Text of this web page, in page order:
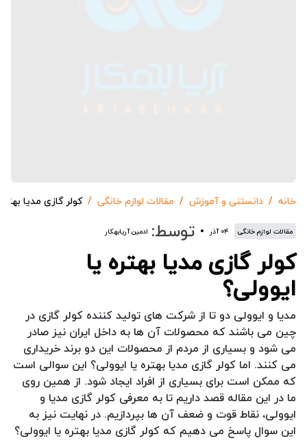
خانه دانستنی و آموزش مقالات لوازم خانگی کولر گازی مدیا
مقالات لوازم خانگی ۰۴ آذر توسط: ادمین آریابهکار
کولر گازی مدیا بهتره یا
ایوولی؟
مدیا و ایوولی دو تا از شرکت های تولید کننده کولر گازی در
چین می باشند که محصولات آن ها به داخل ایران نیز صادر
می شود و بسیاری از مردم از محصولات این دو برند خریداری
می کنند. اما کولر گازی مدیا بهتره یا ایوولی؟ این سوالی است
که ممکن است برای بسیاری از افراد ایجاد شود. از همین روی
ما در این مقاله قصد داریم تا به معرفی کولر گازی مدیا و
ایوولی، نقاط قوت و ضعف آن ها بپردازیم. در نهایت نیز به
این سوال پاسخ می دهیم که کولر گازی مدیا بهتره یا ایوولی؟